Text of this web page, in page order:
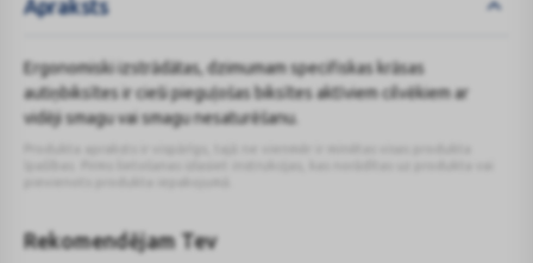
Apraksts
Ergonomiski izstrādātas, dzimumam specifiskas krāsas
autiņbiksītes ir cieši pieguļošas biksītes aktīviem cilvēkiem ar
vidēji smagu vai smagu nesaturēšanu.
Rekomendējam Tev